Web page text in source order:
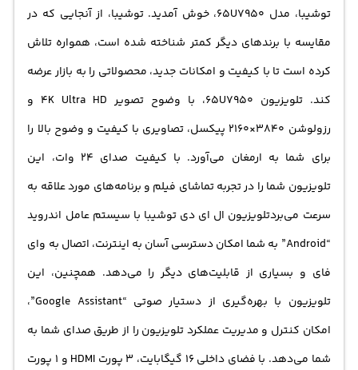
صوتی 24 وات است.تلویزیون ال ای دی توشیبا با پشتیبانی از
دنیای وب، اتصال به وای فای و امکانات دیگر را می‌دهد.
همچنین، این تلویزیون امکان دسترسی به دستیار صوتی
"Google Assistant" را فراهم کرده است، به طوری که
می‌توانید از طریق صدای خود عملکرد تلویزیون را کنترل و
همراه با قابلیت‌های اسمارت تلویزیون ال ای دی توشیبا، آن را
به یک گزینه مناسب برای خرید تبدیل می‌کند.قیمت تلویزیون
توشیبا 65 اینچ با توجه به کارایی و کیفیتی که دارد، مناسب
است. اگر به دنبال تلویزیونی با امکانات و اندازه مناسب و
همچنین قیمت مناسب هستید، خرید تلویزیون توشیبا
توشیبا، مدل 65U7950، خوش آمدید. توشیبا، از آنجایی که در
مقایسه با برندهای دیگر کمتر شناخته شده است، همواره تلاش
کرده است تا با کیفیت و امکانات جدید، محصولاتی را به بازار عرضه
کند. تلویزیون 65U7950، با وضوح تصویر 4K Ultra HD و
رزولوشن 3840×2160 پیکسل، تصاویری با کیفیت و وضوح بالا را
برای شما به ارمغان می‌آورد. با کیفیت صدای 24 وات، این
تلویزیون شما را در تجربه تماشای فیلم و برنامه‌های مورد علاقه به
سرعت می‌بردتلویزیون ال ای دی توشیبا با سیستم عامل اندروید
“Android” به شما امکان دسترسی آسان به اینترنت، اتصال به وای
فای و بسیاری از قابلیت‌های دیگر را می‌دهد. همچنین، این
تلویزیون با بهره‌گیری از دستیار صوتی “Google Assistant”،
امکان کنترل و مدیریت عملکرد تلویزیون را از طریق صدای شما به
شما می‌دهد. با فضای داخلی 16 گیگابایت، 3 پورت HDMI و 1 پورت